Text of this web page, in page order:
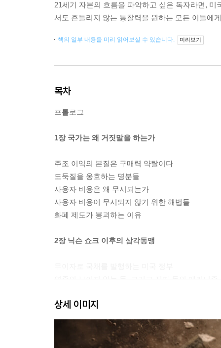
21세기 자본의 흐름을 파악하고 싶은 독자라면,
서도 흔들리지 않는 통찰력을 원하는 모든 이들에
책의 일부 내용을 미리 읽어보실 수 있습니다. 미리보기
목차
프롤로그
1장 국가는 왜 거짓말을 하는가
주조 이익의 본질은 구매력 약탈이다
도둑질을 옹호하는 명분들
사용자 비용은 왜 무시되는가
사용자 비용이 무시되지 않기 위한 해법들
화폐 제도가 붕괴하는 이유
2장 닉슨 쇼크 이후의 삼각동맹
연준의 보이지 않는 돈, 그리고 진짜 돈의 메커니즘
월가: 예대마진·증권화·파생상품이라는 주조 이익
빅테크의 기술이 사용자 비용을 줄이다
3장 비트코인의 등장과 한계
상세 이미지